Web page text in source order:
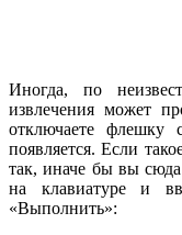
Иногда, по
извлечения может
отключаете флешку
появляется. Если
так, иначе бы вы
на клавиатуре и
«Выполнить»: